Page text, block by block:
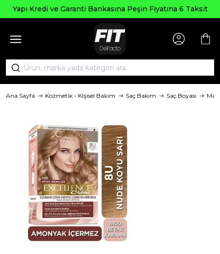
Yapı Kredi ve Garanti Bankasına Peşin Fiyatına 6 Taksit
Ana Sayfa Kozmetik - Kişisel Bakım Saç Bakım Saç Boyası